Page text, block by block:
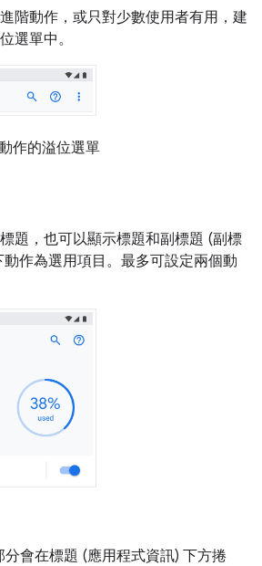
階動作，或只對少數使用者有用，建
選單中。
作的溢位選單
題，也可以顯示標題和副標題 (副標
作為選用項目。最多可設定兩個動
分會在標題 (應用程式資訊) 下方捲